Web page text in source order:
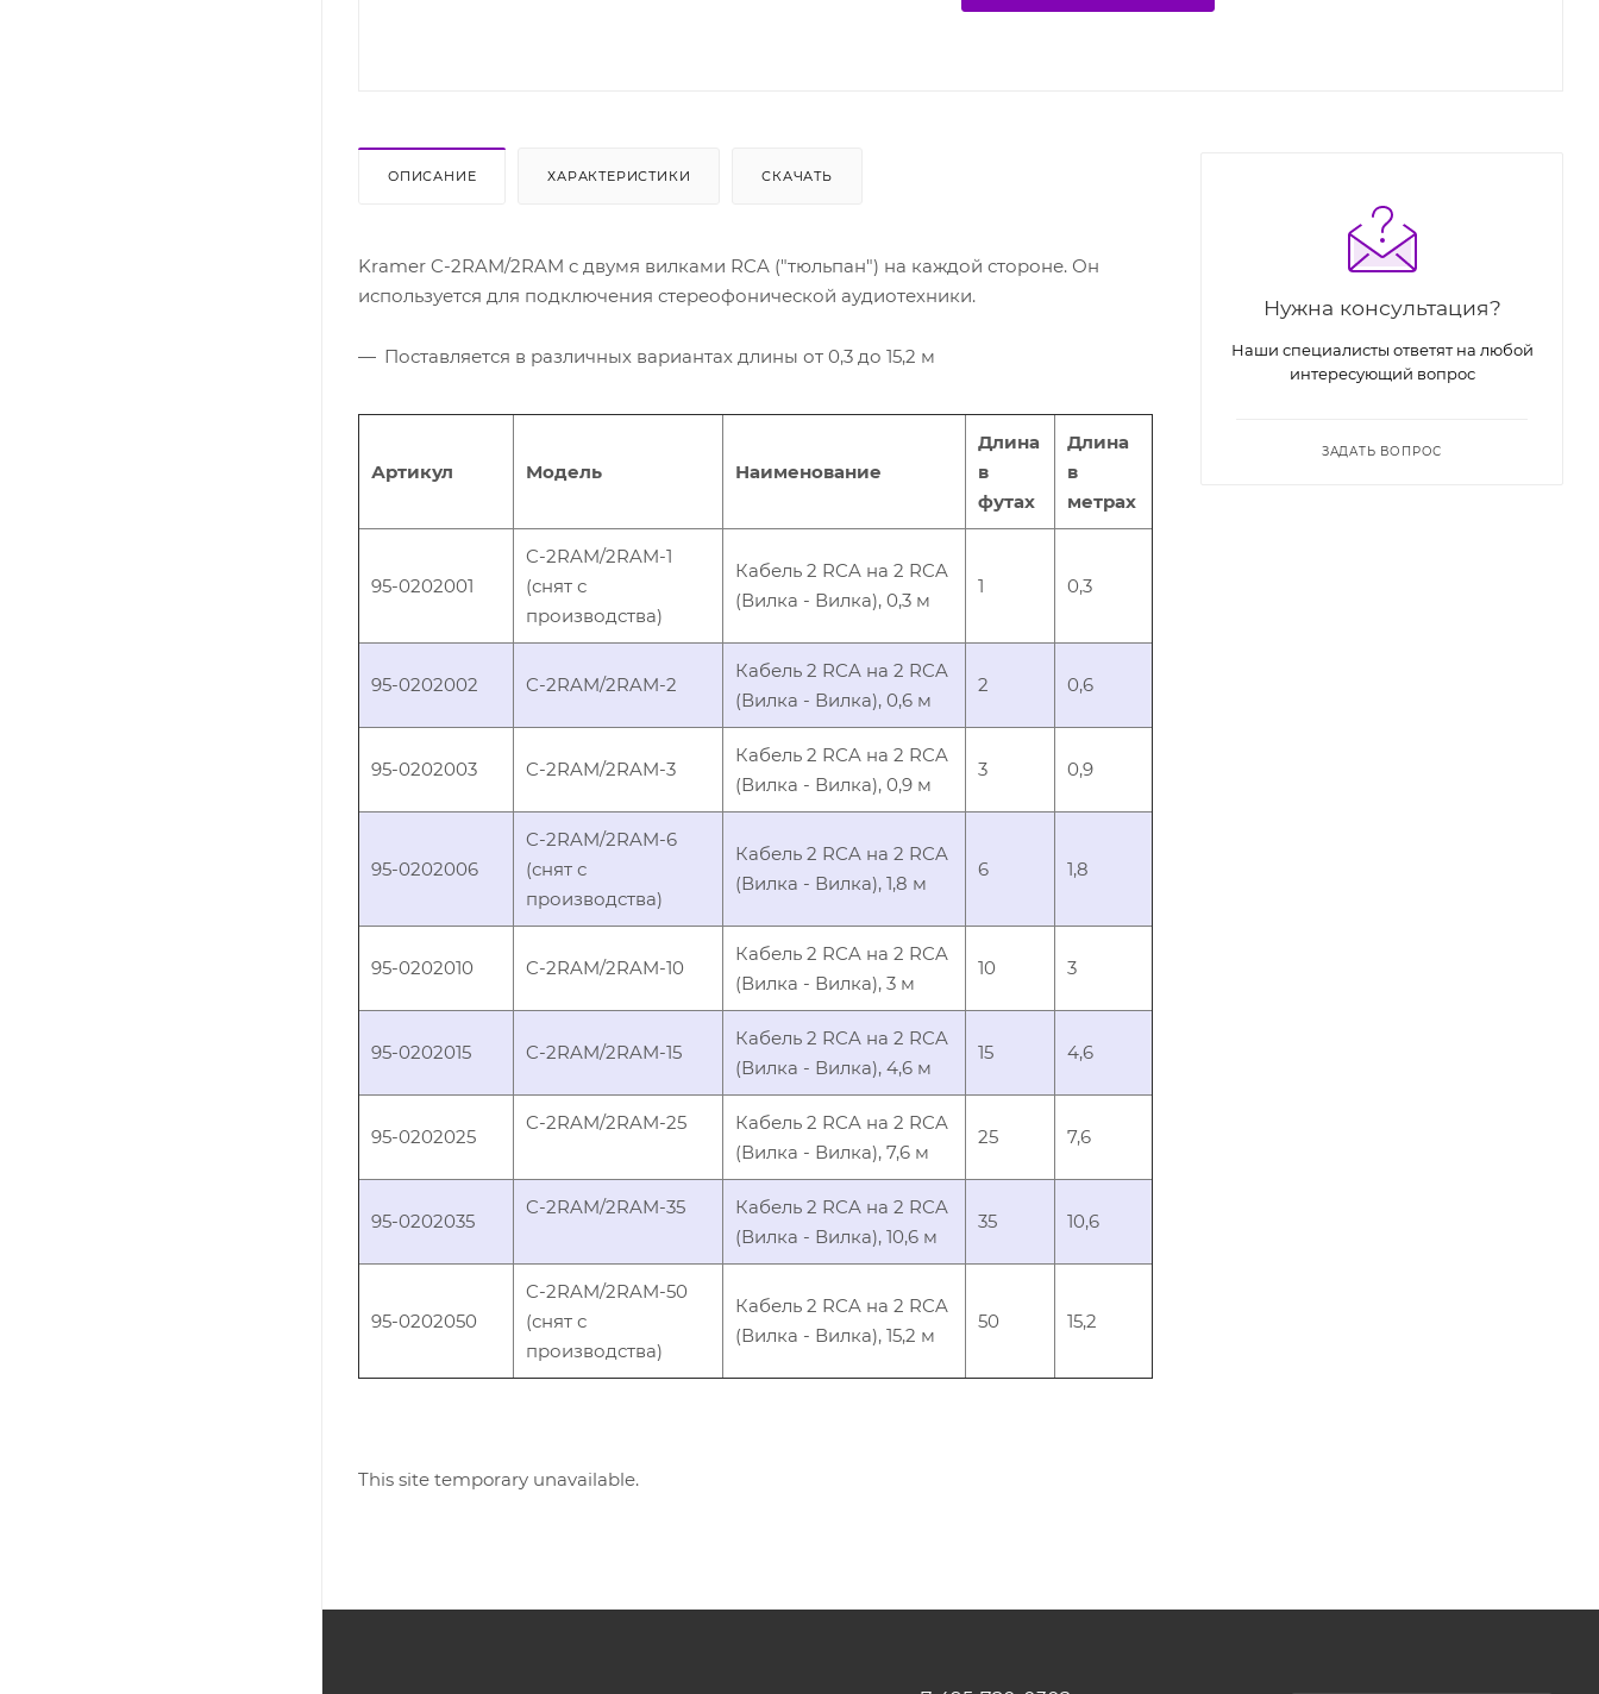
ОПИСАНИЕ ХАРАКТЕРИСТИКИ СКАЧАТЬ
Kramer C-2RAM/2RAM c двумя вилками RCA ("тюльпан") на каждой стороне. Он
используется для подключения стереофонической аудиотехники.
Поставляется в различных вариантах длины от 0,3 до 15,2 м
Артикул Модель Наименование
Длина
в
футах
Длина
в
метрах
95-0202001
C-2RAM/2RAM-1
(снят с
производства)
Кабель 2 RCA на 2 RCA
(Вилка - Вилка), 0,3 м
1 0,3
95-0202002 C-2RAM/2RAM-2
Кабель 2 RCA на 2 RCA
(Вилка - Вилка), 0,6 м
2 0,6
95-0202003 C-2RAM/2RAM-3
Кабель 2 RCA на 2 RCA
(Вилка - Вилка), 0,9 м
3 0,9
95-0202006
C-2RAM/2RAM-6
(снят с
производства)
Кабель 2 RCA на 2 RCA
(Вилка - Вилка), 1,8 м
6 1,8
95-0202010 C-2RAM/2RAM-10
Кабель 2 RCA на 2 RCA
(Вилка - Вилка), 3 м
10 3
95-0202015 C-2RAM/2RAM-15
Кабель 2 RCA на 2 RCA
(Вилка - Вилка), 4,6 м
15 4,6
95-0202025
C-2RAM/2RAM-25
Кабель 2 RCA на 2 RCA
(Вилка - Вилка), 7,6 м
25 7,6
95-0202035
C-2RAM/2RAM-35
Кабель 2 RCA на 2 RCA
(Вилка - Вилка), 10,6 м
35 10,6
95-0202050
C-2RAM/2RAM-50
(снят с
производства)
Кабель 2 RCA на 2 RCA
(Вилка - Вилка), 15,2 м
50 15,2
This site temporary unavailable.
Нужна консультация?
Наши специалисты ответят на любой
интересующий вопрос
ЗАДАТЬ ВОПРОС